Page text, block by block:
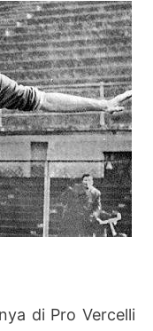
di Pro Vercelli